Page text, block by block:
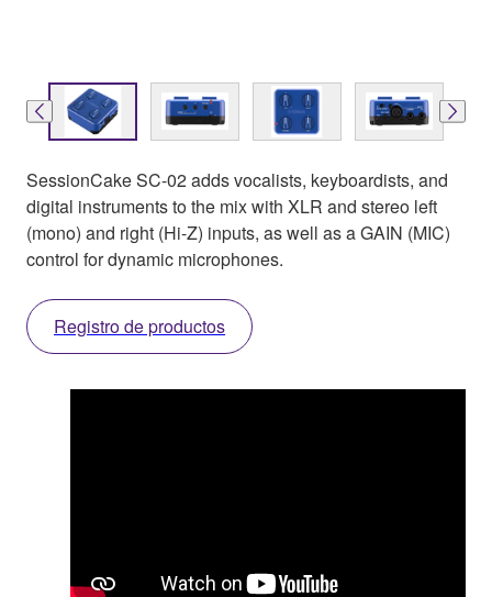
SessionCake SC-02 adds vocalists, keyboardists, and
digital instruments to the mix with XLR and stereo left
(mono) and right (Hi-Z) inputs, as well as a GAIN (MIC)
control for dynamic microphones.
Registro de productos